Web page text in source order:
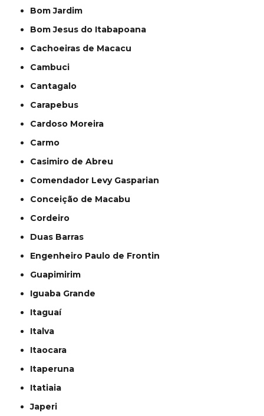
Bom Jardim
Bom Jesus do Itabapoana
Cachoeiras de Macacu
Cambuci
Cantagalo
Carapebus
Cardoso Moreira
Carmo
Casimiro de Abreu
Comendador Levy Gasparian
Conceição de Macabu
Cordeiro
Duas Barras
Engenheiro Paulo de Frontin
Guapimirim
Iguaba Grande
Itaguaí
Italva
Itaocara
Itaperuna
Itatiaia
Japeri